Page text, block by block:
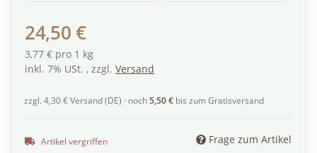
24,50 €
3,77 € pro 1 kg
inkl. 7% USt. , zzgl. Versand
zzgl. 4,30 € Versand (DE) · noch5,50 € bis zum Gratisversand
Artikel vergriffen Frage zum Artikel